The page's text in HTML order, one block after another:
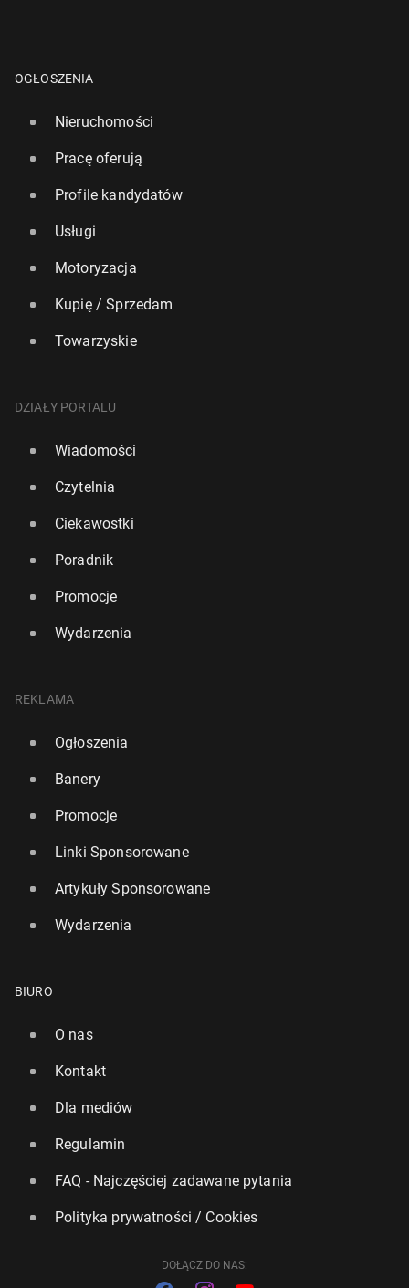
OGŁOSZENIA
Nieruchomości
Pracę oferują
Profile kandydatów
Usługi
Motoryzacja
Kupię / Sprzedam
Towarzyskie
DZIAŁY PORTALU
Wiadomości
Czytelnia
Ciekawostki
Poradnik
Promocje
Wydarzenia
REKLAMA
Ogłoszenia
Banery
Promocje
Linki Sponsorowane
Artykuły Sponsorowane
Wydarzenia
BIURO
O nas
Kontakt
Dla mediów
Regulamin
FAQ - Najczęściej zadawane pytania
Polityka prywatności / Cookies
DOŁĄCZ DO NAS: